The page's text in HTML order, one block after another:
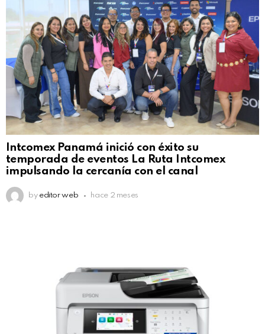
Intcomex Panamá inició con éxito su
temporada de eventos La Ruta Intcomex
impulsando la cercanía con el canal
by editor web hace 2 meses